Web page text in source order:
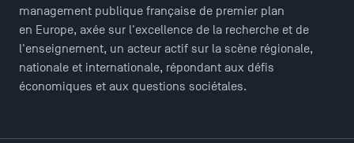
management publique française de premier plan
en Europe, axée sur l'excellence de la recherche et de
l'enseignement, un acteur actif sur la scène régionale,
nationale et internationale, répondant aux défis
économiques et aux questions sociétales.